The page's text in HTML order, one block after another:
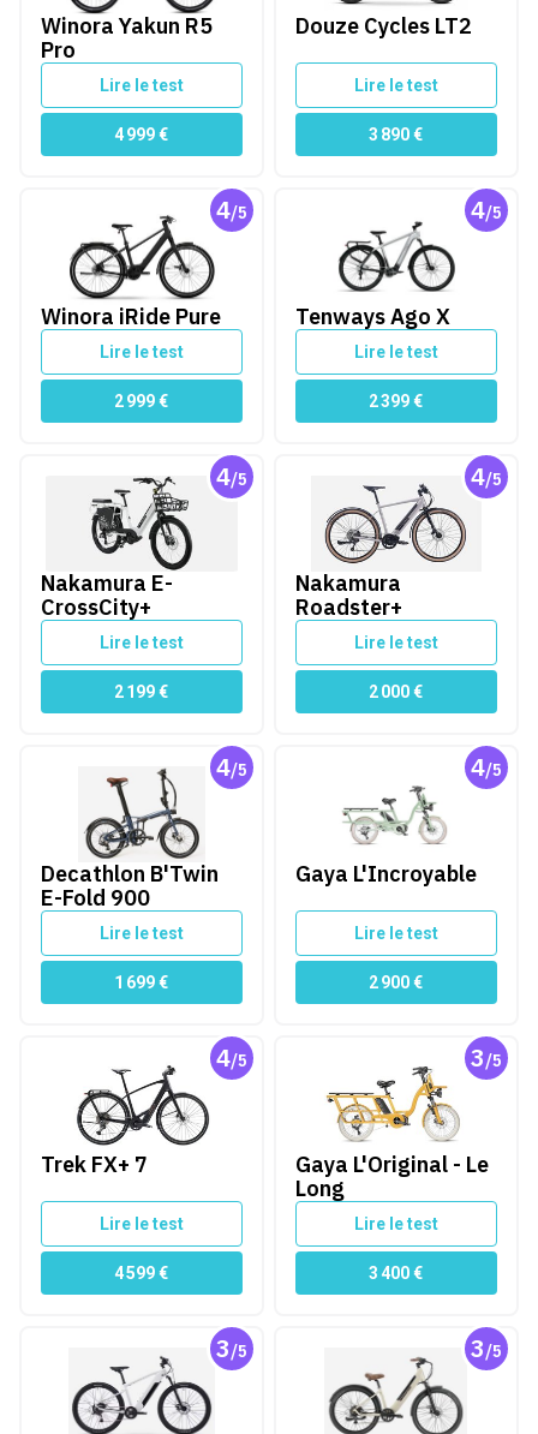
Winora Yakun R5
Pro
Lire le test
4 999€
Douze Cycles LT2
Lire le test
3 890€
Winora iRide Pure 4/5
Winora iRide Pure
Lire le test
2 999€
Tenways Ago X 4/5
Tenways Ago X
Lire le test
2 399€
Nakamura E-CrossCity+
4/5
Nakamura E-
CrossCity+
Lire le test
2 199€
Nakamura Roadster+4/5
Nakamura
Roadster+
Lire le test
2 000€
Decathlon B'Twin E-Fold 900
4/5
Decathlon B'Twin
E-Fold 900
Lire le test
1 699€
4/5
Gaya L'Incroyable
Lire le test
2 900€
Trek FX+ 7 4/5
Trek FX+ 7
Lire le test
4 599€
Gaya L'Original - Le Long
3/5
Gaya L'Original - Le
Long
Lire le test
3 400€
Decathlon Rockrider E-EXPL 100
3/5 Nakamura Crossover E
3/5